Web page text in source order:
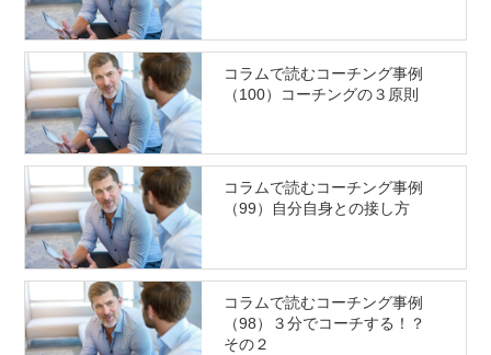
コラムで読むコーチング事例
（100）コーチングの３原則
コラムで読むコーチング事例
（99）自分自身との接し方
コラムで読むコーチング事例
（98）３分でコーチする！？
その２